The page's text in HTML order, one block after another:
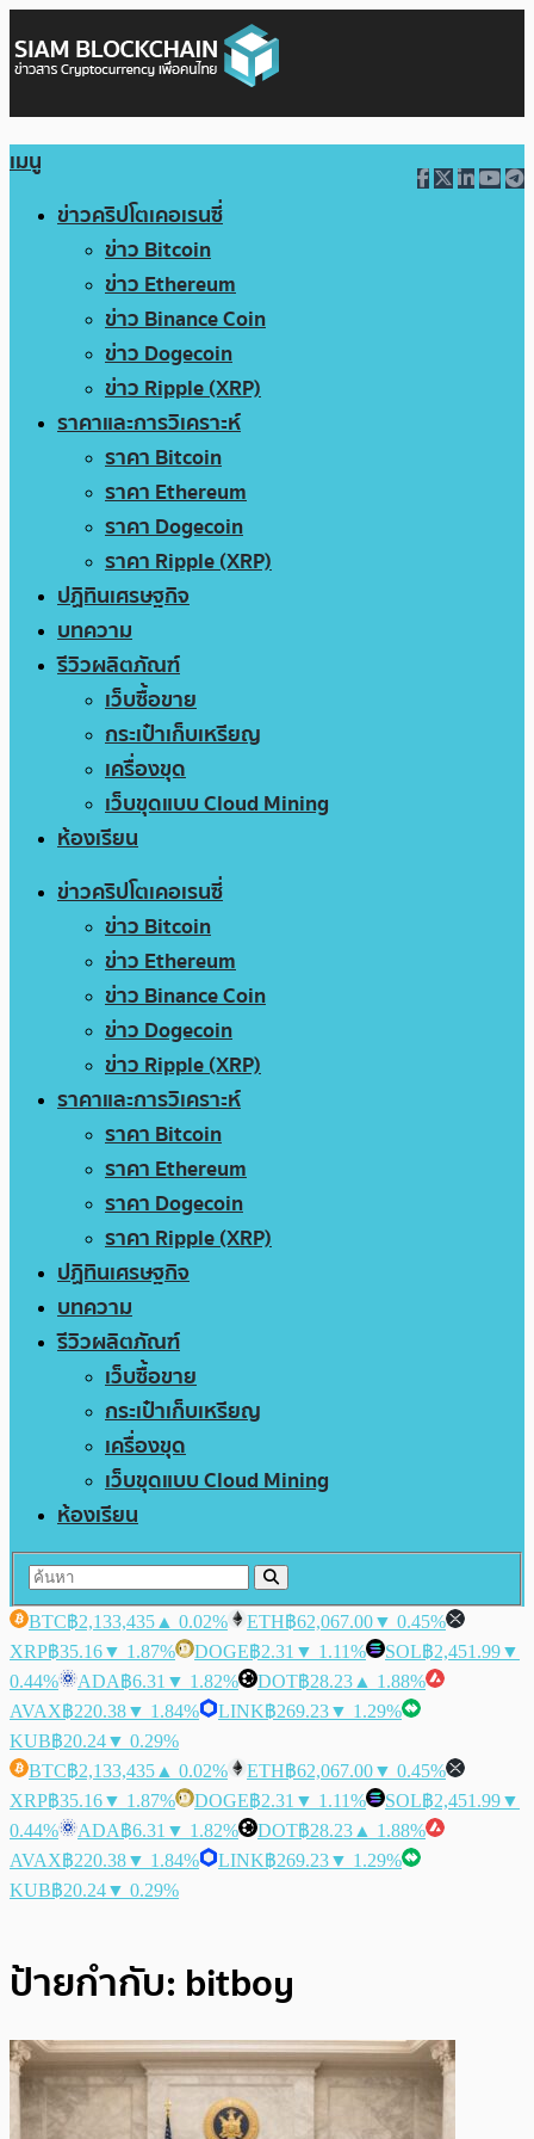
เมนู
ข่าวคริปโตเคอเรนซี่
ข่าว Bitcoin
ข่าว Ethereum
ข่าว Binance Coin
ข่าว Dogecoin
ข่าว Ripple (XRP)
ราคาและการวิเคราะห์
ราคา Bitcoin
ราคา Ethereum
ราคา Dogecoin
ราคา Ripple (XRP)
ปฏิทินเศรษฐกิจ
บทความ
รีวิวผลิตภัณฑ์
เว็บซื้อขาย
กระเป๋าเก็บเหรียญ
เครื่องขุด
เว็บขุดแบบ Cloud Mining
ห้องเรียน
ข่าวคริปโตเคอเรนซี่
ข่าว Bitcoin
ข่าว Ethereum
ข่าว Binance Coin
ข่าว Dogecoin
ข่าว Ripple (XRP)
ราคาและการวิเคราะห์
ราคา Bitcoin
ราคา Ethereum
ราคา Dogecoin
ราคา Ripple (XRP)
ปฏิทินเศรษฐกิจ
บทความ
รีวิวผลิตภัณฑ์
เว็บซื้อขาย
กระเป๋าเก็บเหรียญ
เครื่องขุด
เว็บขุดแบบ Cloud Mining
ห้องเรียน
BTC฿2,133,435 ▲ 0.02% ETH฿62,067.00▼ 0.45%
XRP฿35.16▼ 1.87% DOGE฿2.31 ▼ 1.11% SOL฿2,451.99▼
0.44%
ADA฿6.31 ▼ 1.82% DOT฿28.23 ▲ 1.88%
AVAX฿220.38▼ 1.84% LINK฿269.23▼ 1.29%
KUB฿20.24▼ 0.29%
BTC฿2,133,435 ▲ 0.02% ETH฿62,067.00▼ 0.45%
XRP฿35.16▼ 1.87% DOGE฿2.31 ▼ 1.11% SOL฿2,451.99▼
0.44%
ADA฿6.31 ▼ 1.82% DOT฿28.23 ▲ 1.88%
AVAX฿220.38▼ 1.84% LINK฿269.23▼ 1.29%
KUB฿20.24▼ 0.29%
ป้ายกำกับ: bitboy